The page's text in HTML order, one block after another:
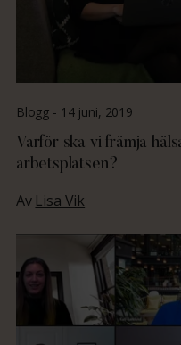
Blogg - 14 juni, 2019
Varför ska vi främja
arbetsplatsen?
Av Lisa Vik